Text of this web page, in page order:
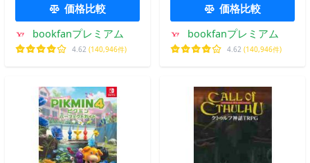
価格比較
bookfanプレミアム
4.62 (140,946件)
価格比較
bookfanプレミアム
4.62 (140,946件)